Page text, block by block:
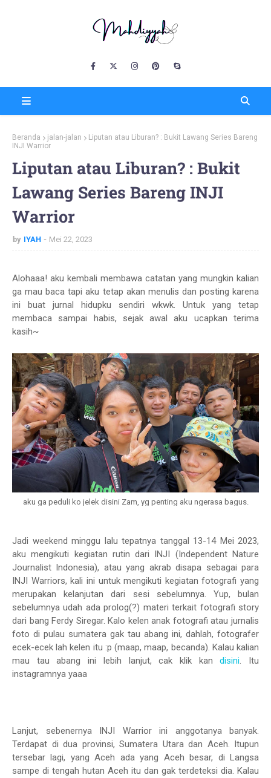
Beranda jalan-jalan
Liputan atau Liburan? : Bukit Lawang Series Bareng
INJI Warrior
Liputan atau Liburan? : Bukit
Lawang Series Bareng INJI
Warrior
by IYAH Mei 22, 2023
Alohaaa! aku kembali membawa catatan yang mungkin kalian
ga mau baca tapi aku tetap akan menulis dan posting karena
ini buat jurnal hidupku sendiri wkwk. Untuk yang tetap
membaca sampai habis, sejak awal aku ucapkan terima
kasih~
aku ga peduli ko jelek disini Zam, yg penting aku ngerasa bagus.
Jadi weekend minggu lalu tepatnya tanggal 13-14 Mei 2023,
aku mengikuti kegiatan rutin dari INJI (Independent Nature
Journalist Indonesia), atau yang akrab disapa sebagai para
INJI Warriors, kali ini untuk mengikuti kegiatan fotografi yang
merupakan kelanjutan dari sesi sebelumnya. Yup, bulan
sebelumnya udah ada prolog(?) materi terkait fotografi story
dari bang Ferdy Siregar. Kalo kelen anak fotografi atau jurnalis
foto di pulau sumatera gak tau abang ini, dahlah, fotografer
ecek-ecek lah kelen itu :p (maap, maap, becanda). Kalau kalian
mau tau abang ini lebih lanjut, cak klik kandisini. Itu
instagramnya yaaa
Lanjut, sebenernya INJI Warrior ini anggotanya banyak.
Terdapat di dua provinsi, Sumatera Utara dan Aceh. Itupun
tersebar lagi, yang Aceh ada yang Aceh besar, di Langsa
sampe di tengah hutan Aceh itu dan gak terdeteksi dia. Kalau